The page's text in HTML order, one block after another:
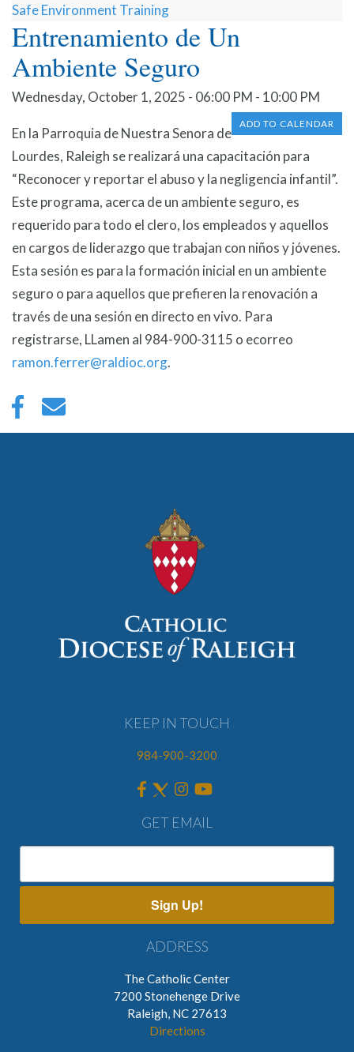
Safe Environment Training
Entrenamiento de Un
Ambiente Seguro
Wednesday, October 1, 2025 - 06:00 PM - 10:00 PM
ADD TO CALENDAR
En la Parroquia de Nuestra Senora de
Lourdes, Raleigh se realizará una capacitación para
“Reconocer y reportar el abuso y la negligencia infantil”.
Este programa, acerca de un ambiente seguro, es
requerido para todo el clero, los empleados y aquellos
en cargos de liderazgo que trabajan con niños y jóvenes.
Esta sesión es para la formación inicial en un ambiente
seguro o para aquellos que prefieren la renovación a
través de una sesión en directo en vivo. Para
registrarse, LLamen al 984-900-3115 o ecorreo
ramon.ferrer@raldioc.org.
KEEP IN TOUCH
984-900-3200
GET EMAIL
Sign Up!
ADDRESS
The Catholic Center
7200 Stonehenge Drive
Raleigh, NC 27613
Directions